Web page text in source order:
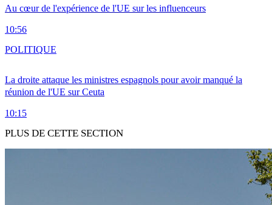
Au cœur de l'expérience de l'UE sur les influenceurs
10:56
La droite attaque les ministres espagnols pour avoir manqué la
réunion de l'UE sur Ceuta
10:15
POLITIQUE
PLUS DE CETTE SECTION